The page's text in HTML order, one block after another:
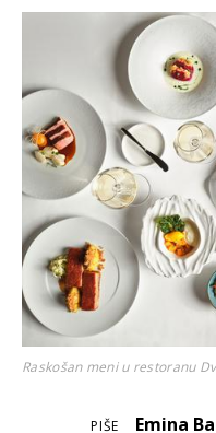
Raskošan meni u restoranu
PIŠE Emina